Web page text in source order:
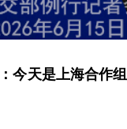
今天是上海合作